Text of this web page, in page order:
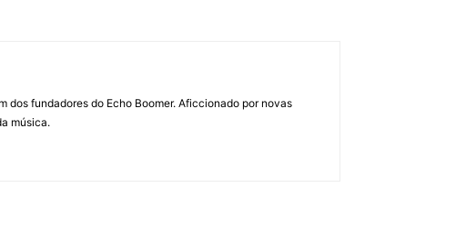
fundadores do Echo Boomer. Aficcionado por novas
música.